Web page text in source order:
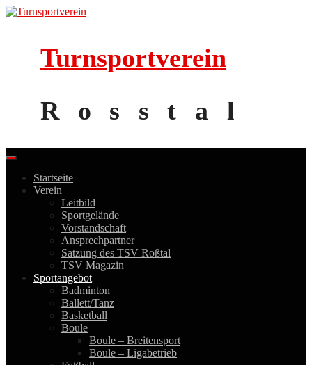
Skip
Turnsportverein
Rosstal
Startseite
Verein
Leitbild
Sportgelände
Vorstandschaft
Ansprechpartner
Satzung des TSV Roßtal
TSV Magazin
Sportangebot
Badminton
Ballett/Tanz
Basketball
Boule
Boule – Breitensport
Boule – Ligabetrieb